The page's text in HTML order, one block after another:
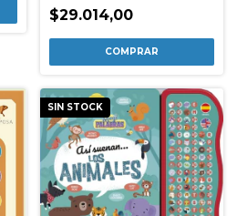
$29.014,00
SIN STOCK